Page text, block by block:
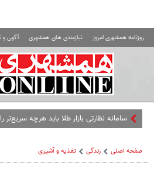
روزنامه همشهری امروز نیازمندی های همشهری آگهی و
سامانه نظارتی بازار طلا باید هرچه
صفحه اصلی زندگی تغذیه و آشپزی